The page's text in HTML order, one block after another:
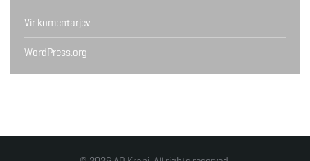
Vir komentarjev
WordPress.org